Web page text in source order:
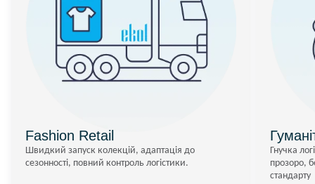
Fashion Retail
Швидкий запуск колекцій, адаптація до
сезонності, повний контроль логістики.
Гнучка
прозоро,
стандарту